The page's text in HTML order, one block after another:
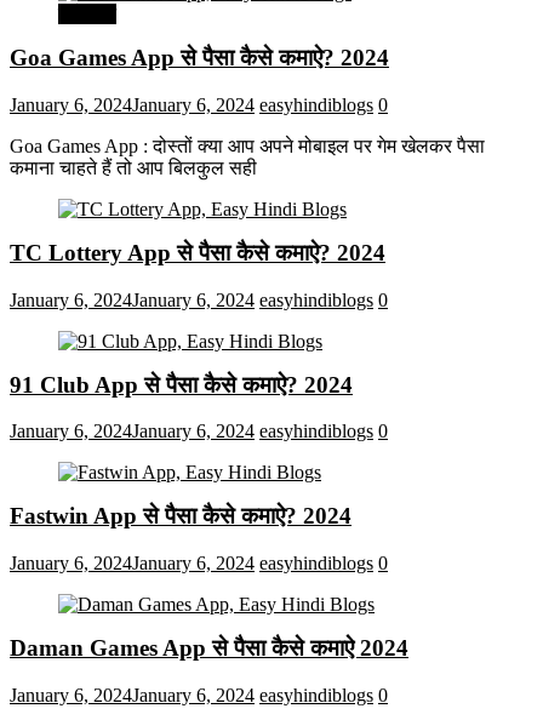
Goa Games App से पैसा कैसे कमाऐ? 2024
January 6, 2024January 6, 2024 easyhindiblogs 0
Goa Games App : दोस्तों क्या आप अपने मोबाइल पर गेम खेलकर पैसा
कमाना चाहते हैं तो आप बिलकुल सही
TC Lottery App से पैसा कैसे कमाऐ? 2024
January 6, 2024January 6, 2024 easyhindiblogs 0
91 Club App से पैसा कैसे कमाऐ? 2024
January 6, 2024January 6, 2024 easyhindiblogs 0
Fastwin App से पैसा कैसे कमाऐ? 2024
January 6, 2024January 6, 2024 easyhindiblogs 0
Daman Games App से पैसा कैसे कमाऐ 2024
January 6, 2024January 6, 2024 easyhindiblogs 0